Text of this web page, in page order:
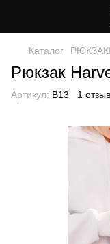
Каталог
Рюкзак
Артикул: B13 1 отзыв